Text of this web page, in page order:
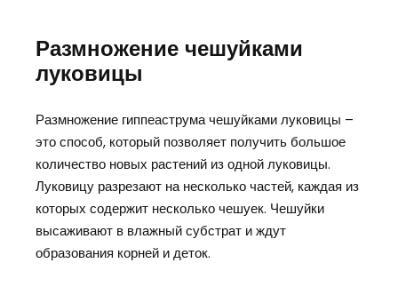
Размножение чешуйками
луковицы
Размножение гиппеаструма чешуйками луковицы –
это способ, который позволяет получить большое
количество новых растений из одной луковицы.
Луковицу разрезают на несколько частей, каждая из
которых содержит несколько чешуек. Чешуйки
высаживают в влажный субстрат и ждут
образования корней и деток.